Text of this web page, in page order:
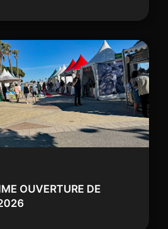
OUVERTURE DE